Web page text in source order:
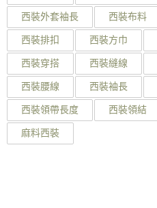
西裝外套袖長 西裝布料
西裝排扣 西裝方巾
西裝穿搭 西裝縫線
西裝腰線 西裝袖長
西裝領帶長度 西裝領結
麻料西裝